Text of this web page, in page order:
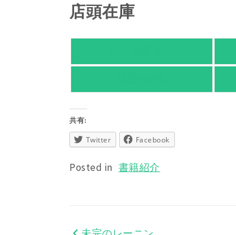
店頭在庫
共有:
Twitter Facebook
Posted in 書籍紹介